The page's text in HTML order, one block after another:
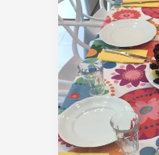
no
Canadá